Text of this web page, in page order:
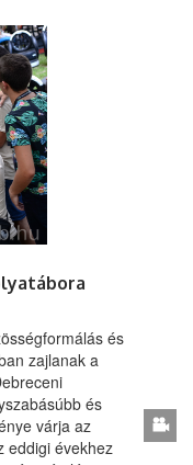
és
zajlanak a
és
várja az
eddigi évekhez